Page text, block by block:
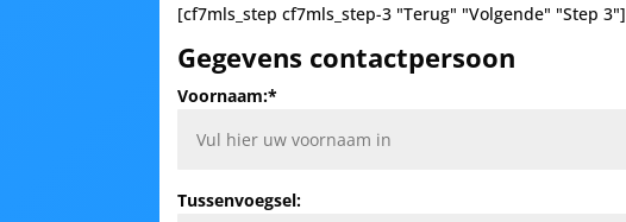
[cf7mls_step cf7mls_step-3 "Terug" "Volgende" "Step 3"]
Gegevens contactpersoon
Voornaam:*
Tussenvoegsel: